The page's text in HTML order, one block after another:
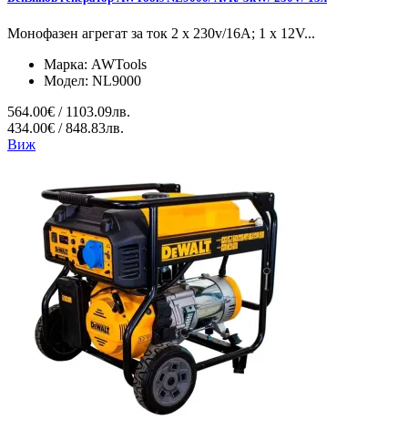
Монофазен агрегат за ток 2 x 230v/16A; 1 x 12V...
Марка: AWTools
Модел: NL9000
564.00€ / 1103.09лв.
434.00€ / 848.83лв.
Виж